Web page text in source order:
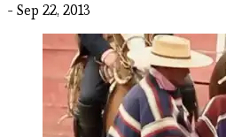
- Sep 22, 2013